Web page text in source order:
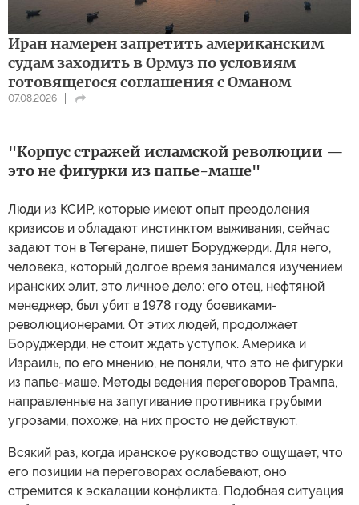
Иран намерен запретить американским
судам заходить в Ормуз по условиям
готовящегося соглашения с Оманом
07.08.2026
"Корпус стражей исламской революции —
это не фигурки из папье-маше"
Люди из КСИР, которые имеют опыт преодоления
кризисов и обладают инстинктом выживания, сейчас
задают тон в Тегеране, пишет Боруджерди. Для него,
человека, который долгое время занимался изучением
иранских элит, это личное дело: его отец, нефтяной
менеджер, был убит в 1978 году боевиками-
революционерами. От этих людей, продолжает
Боруджерди, не стоит ждать уступок. Америка и
Израиль, по его мнению, не поняли, что это не фигурки
из папье-маше. Методы ведения переговоров Трампа,
направленные на запугивание противника грубыми
угрозами, похоже, на них просто не действуют.
Всякий раз, когда иранское руководство ощущает, что
его позиции на переговорах ослабевают, оно
стремится к эскалации конфликта. Подобная ситуация